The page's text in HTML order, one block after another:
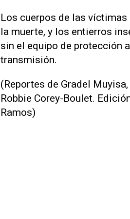
Los cuerpos de las
la muerte, y los ​entierros
sin el equipo de protección
transmisión.
(Reportes de Gradel
Robbie Corey-Boulet.
Ramos)